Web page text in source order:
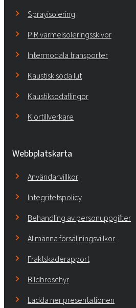
Sprayisolering
PIR värmeisoleringsskivor
Intermodala transporter
Kaustisk soda lut
Kaustiksodaflingor
Klortillverkare
Webbplatskarta
Användarvillkor
Integritetspolicy
Behandling av personuppgifter
Allmänna försäljningsvillkor
Fraktskaderapport
Bildbroschyr
Ladda ner presentationen